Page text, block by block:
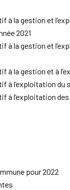
à la gestion et
2021
à la gestion et
la gestion et à
à l’exploitation du
à l’exploitation
pour 2022